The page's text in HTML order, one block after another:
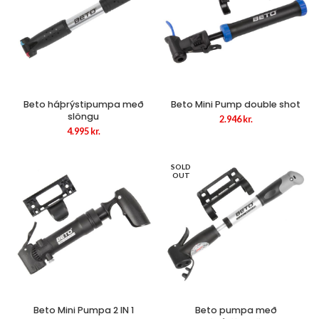
Beto háþrýstipumpa með
slöngu
4.995 kr.
Beto Mini Pump double shot
2.946kr.
Beto Mini Pumpa 2 IN 1
SOLD
OUT
Beto pumpa með